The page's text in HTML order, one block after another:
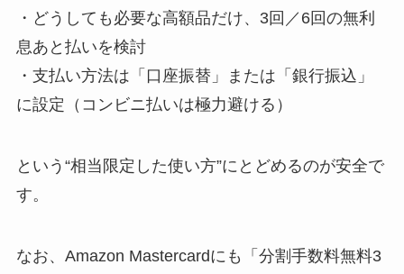
・どうしても必要な高額品だけ、3回／6回の無利
息あと払いを検討
・支払い方法は「口座振替」または「銀行振込」
に設定（コンビニ払いは極力避ける）
という“相当限定した使い方”にとどめるのが安全で
す。
なお、Amazon Mastercardにも「分割手数料無料3